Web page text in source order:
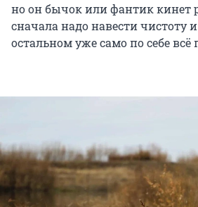
но он бычок или фантик кинет
сначала надо навести чистоту
остальном уже само по себе всё